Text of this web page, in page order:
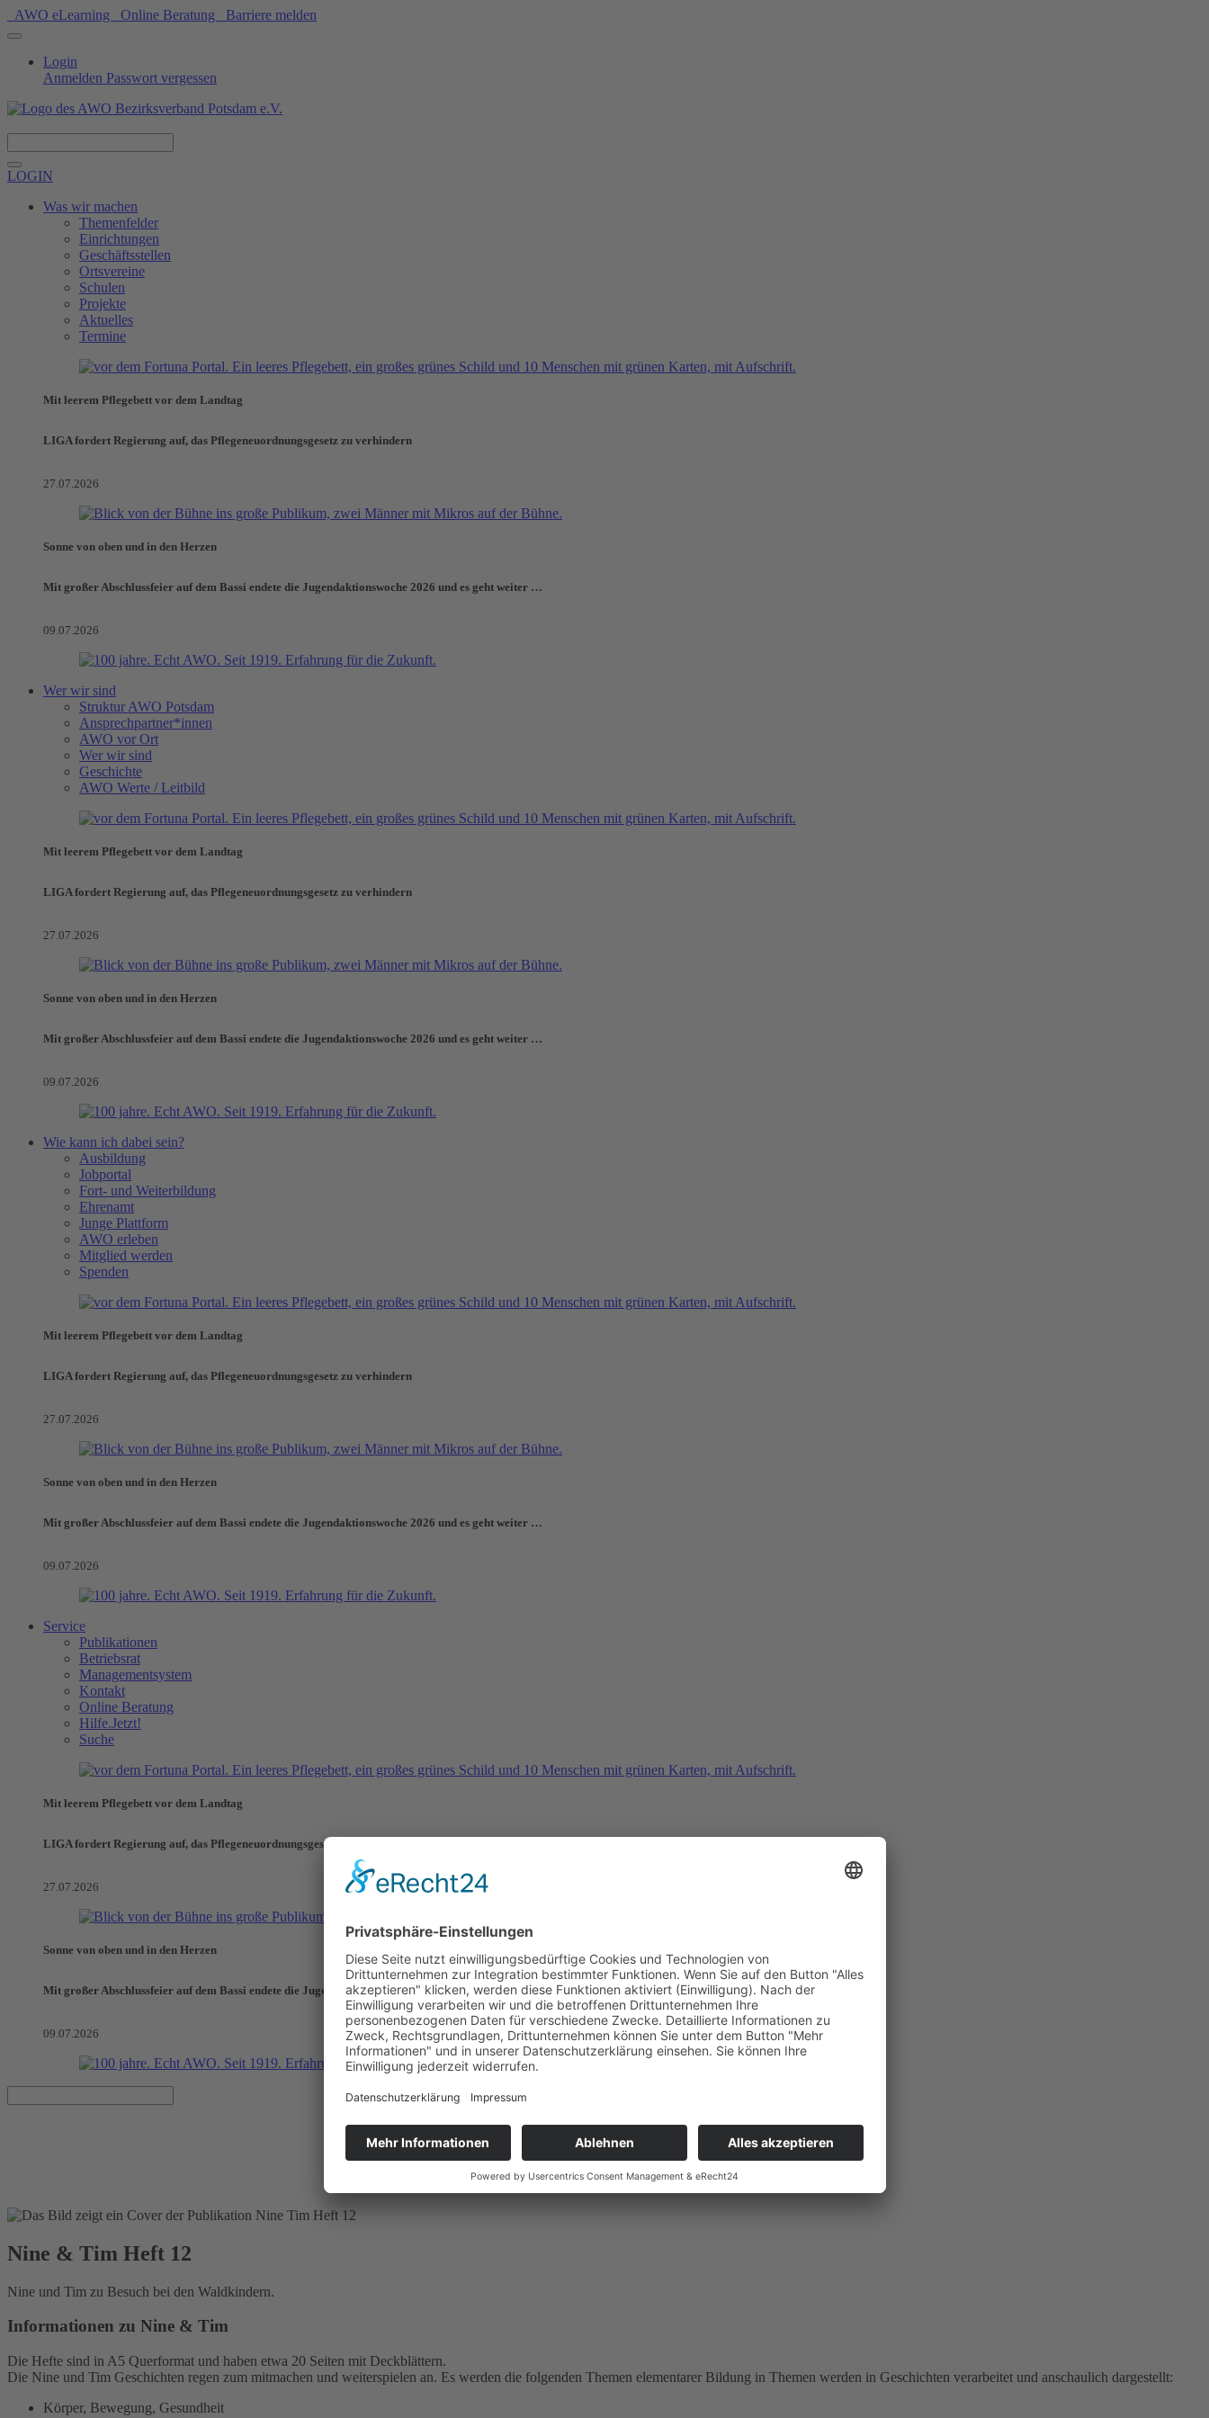
AWO eLearning Online Beratung Barriere melden
Login
Anmelden Passwort vergessen
LOGIN
Was wir machen
Themenfelder
Einrichtungen
Geschäftsstellen
Ortsvereine
Schulen
Projekte
Aktuelles
Termine
Mit leerem Pflegebett vor dem Landtag
LIGA fordert Regierung auf, das Pflegeneuordnungsgesetz zu verhindern
27.07.2026
Sonne von oben und in den Herzen
Mit großer Abschlussfeier auf dem Bassi endete die Jugendaktionswoche 2026 und es geht weiter …
09.07.2026
Wer wir sind
Struktur AWO Potsdam
Ansprechpartner*innen
AWO vor Ort
Wer wir sind
Geschichte
AWO Werte / Leitbild
Mit leerem Pflegebett vor dem Landtag
LIGA fordert Regierung auf, das Pflegeneuordnungsgesetz zu verhindern
27.07.2026
Sonne von oben und in den Herzen
Mit großer Abschlussfeier auf dem Bassi endete die Jugendaktionswoche 2026 und es geht weiter …
09.07.2026
Wie kann ich dabei sein?
Ausbildung
Jobportal
Fort- und Weiterbildung
Ehrenamt
Junge Plattform
AWO erleben
Mitglied werden
Spenden
Mit leerem Pflegebett vor dem Landtag
LIGA fordert Regierung auf, das Pflegeneuordnungsgesetz zu verhindern
27.07.2026
Sonne von oben und in den Herzen
Mit großer Abschlussfeier auf dem Bassi endete die Jugendaktionswoche 2026 und es geht weiter …
09.07.2026
Service
Publikationen
Betriebsrat
Managementsystem
Kontakt
Online Beratung
Hilfe.Jetzt!
Suche
Mit leerem Pflegebett vor dem Landtag
LIGA fordert Regierung auf, das Pflegeneuordnungsgesetz zu verhindern
27.07.2026
Sonne von oben und in den Herzen
Mit großer Abschlussfeier auf dem Bassi endete die Jugendaktionswoche 2026 und es geht weiter …
09.07.2026
Nine & Tim Heft 12
Nine und Tim zu Besuch bei den Waldkindern.
Informationen zu Nine & Tim
Die Hefte sind in A5 Querformat und haben etwa 20 Seiten mit Deckblättern.
Die Nine und Tim Geschichten regen zum mitmachen und weiterspielen an. Es werden die folgenden Themen elementarer Bildung in Themen werden in Geschichten verarbeitet und anschaulich dargestellt:
Körper, Bewegung, Gesundheit